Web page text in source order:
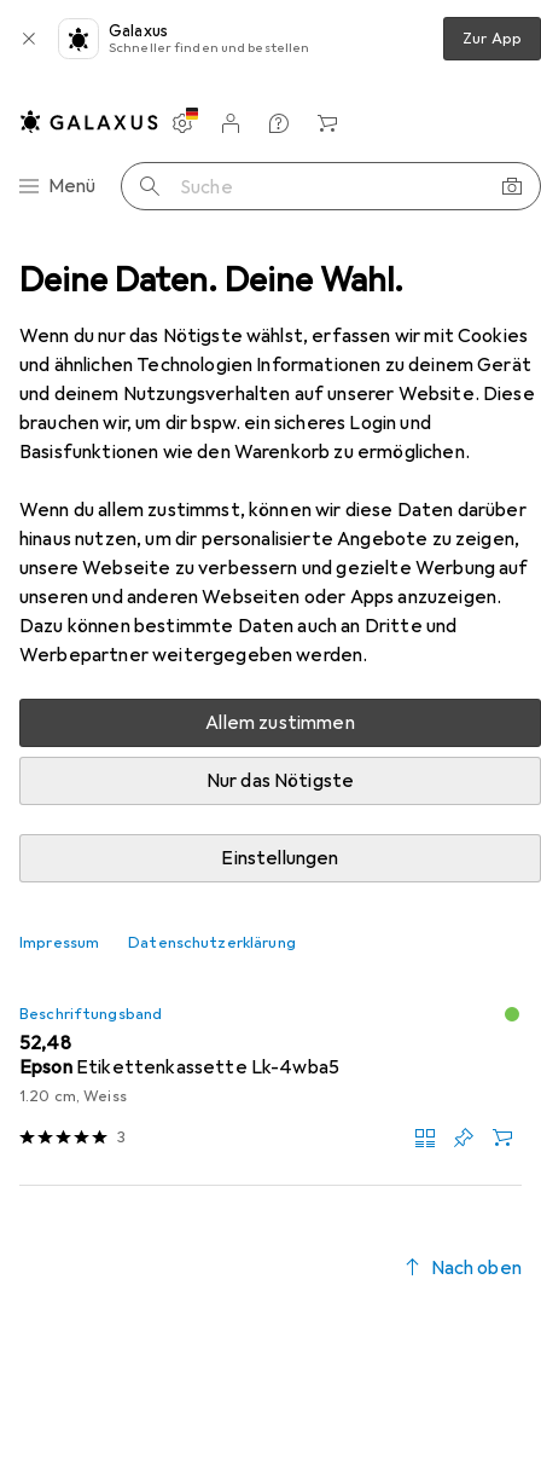
Deine Daten. Deine Wahl.
Wenn du nur das Nötigste wählst, erfassen wir mit Cookies
und ähnlichen Technologien Informationen zu deinem Gerät
und deinem Nutzungsverhalten auf unserer Website. Diese
brauchen wir, um dir bspw. ein sicheres Login und
Basisfunktionen wie den Warenkorb zu ermöglichen.
Wenn du allem zustimmst, können wir diese Daten darüber
hinaus nutzen, um dir personalisierte Angebote zu zeigen,
unsere Webseite zu verbessern und gezielte Werbung auf
unseren und anderen Webseiten oder Apps anzuzeigen.
Dazu können bestimmte Daten auch an Dritte und
Werbepartner weitergegeben werden.
Allem zustimmen
Nur das Nötigste
Einstellungen
Impressum Datenschutzerklärung
Galaxus
Schneller finden und bestellen Zur App
Navigation nach Kategorien
Menü Suche
Einstellungen
Kundenkonto
Vergleichslisten
Merklisten
Warenkorb
Epson ETIKETTENKASSETTE LK-7YBA21
EUR
90,57
EpsonETIKETTENKASSETTE LK-
7YBA21
3.60 cm, Gelb
Zubehör für Epson
ETIKETTENKASSETTE LK-
7YBA21
Hier findest du passendes Zubehör zum Produkt Epson
ETIKETTENKASSETTE LK-7YBA21 aus der Kategorie
Beschriftungsband
EUR
52,48
Epson Etikettenkassette Lk-4wba5
1.20 cm, Weiss
3
Nach oben